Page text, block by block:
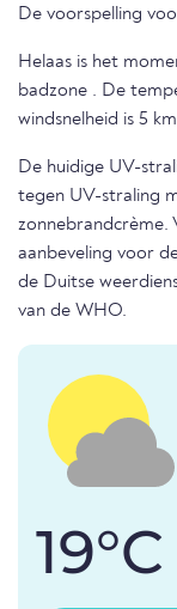
De voorspelling
Helaas is het
badzone . De
windsnelheid is 5
De huidige UV-
tegen UV-straling
zonnebrandcrème.
aanbeveling voor
de Duitse
van de WHO.
19°C